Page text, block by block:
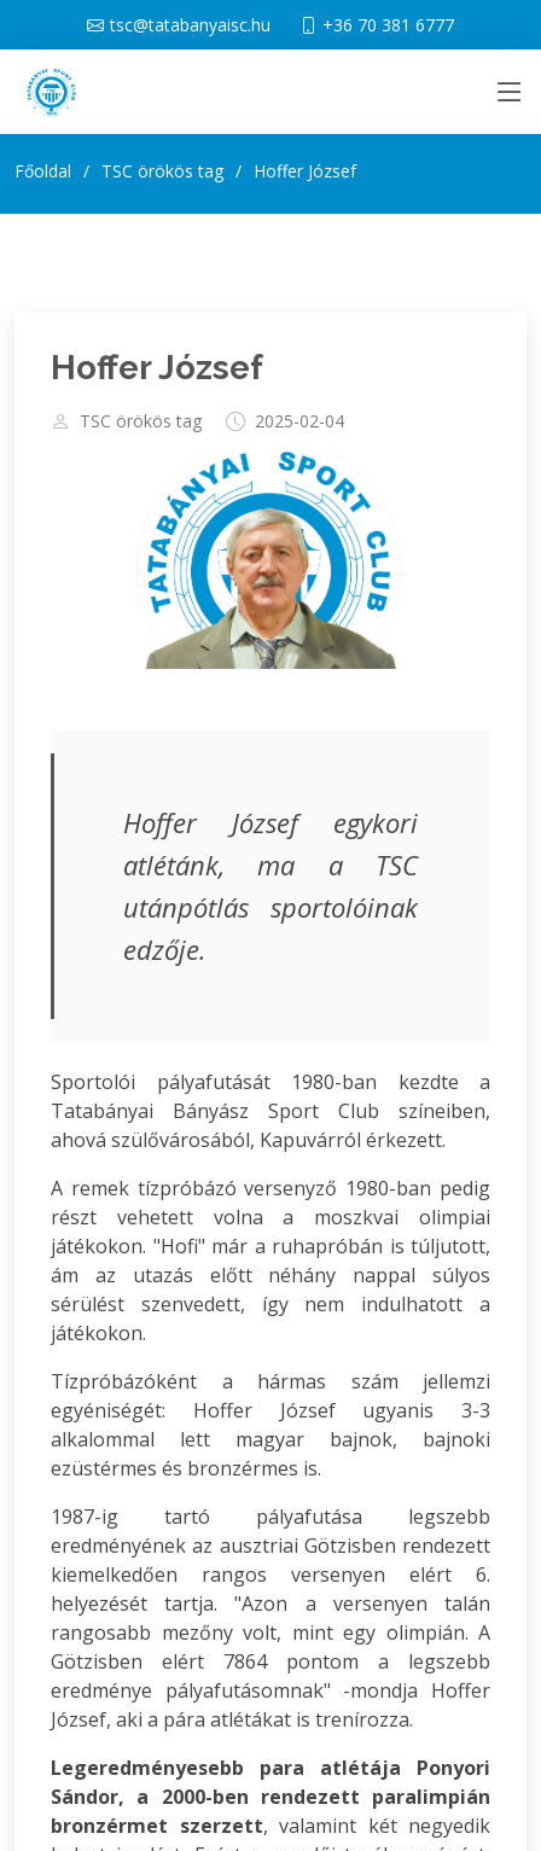
tsc@tatabanyaisc.hu +36 70 381 6777
Főoldal TSC örökös tag Hoffer József
Hoffer József
TSC örökös tag 2025-02-04
Hoffer József egykori
atlétánk, ma a TSC
utánpótlás sportolóinak
edzője.
Sportolói pályafutását 1980-ban kezdte a
Tatabányai Bányász Sport Club színeiben,
ahová szülővárosából, Kapuvárról érkezett.
A remek tízpróbázó versenyző 1980-ban pedig
részt vehetett volna a moszkvai olimpiai
játékokon. "Hofi" már a ruhapróbán is túljutott,
ám az utazás előtt néhány nappal súlyos
sérülést szenvedett, így nem indulhatott a
játékokon.
Tízpróbázóként a hármas szám jellemzi
egyéniségét: Hoffer József ugyanis 3-3
alkalommal lett magyar bajnok, bajnoki
ezüstérmes és bronzérmes is.
1987-ig tartó pályafutása legszebb
eredményének az ausztriai Götzisben rendezett
kiemelkedően rangos versenyen elért 6.
helyezését tartja. "Azon a versenyen talán
rangosabb mezőny volt, mint egy olimpián. A
Götzisben elért 7864 pontom a legszebb
eredménye pályafutásomnak" -mondja Hoffer
József, aki a pára atlétákat is trenírozza.
Legeredményesebb para atlétája Ponyori
Sándor, a 2000-ben rendezett paralimpián
bronzérmet szerzett, valamint két negyedik